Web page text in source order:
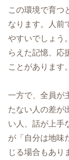
この環境で育つ
なります。人前
やすいでしょう
らえた記憶、応
ことがあります。
一方で、全員が
たない人の差が
い人、話が上手
が「自分は地味
じる場合もあり